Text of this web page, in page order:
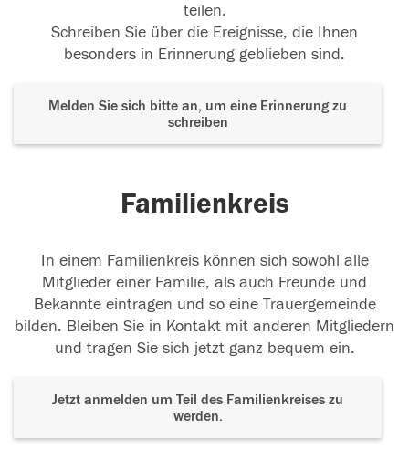
teilen.
Schreiben Sie über die Ereignisse, die Ihnen
besonders in Erinnerung geblieben sind.
Melden Sie sich bitte an, um eine Erinnerung zu
schreiben
Familienkreis
In einem Familienkreis können sich sowohl alle
Mitglieder einer Familie, als auch Freunde und
Bekannte eintragen und so eine Trauergemeinde
bilden. Bleiben Sie in Kontakt mit anderen Mitgliedern
und tragen Sie sich jetzt ganz bequem ein.
Jetzt anmelden um Teil des Familienkreises zu
werden.